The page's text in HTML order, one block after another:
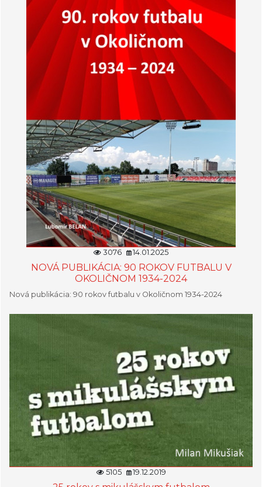
3076 14.01.2025
NOVÁ PUBLIKÁCIA: 90 ROKOV FUTBALU V
OKOLIČNOM 1934-2024
Nová publikácia: 90 rokov futbalu v Okoličnom 1934-2024
5105 19.12.2019